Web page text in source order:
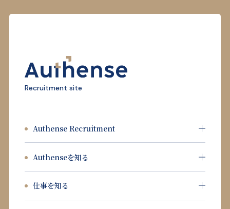
Recruitment site
Authense Recruitment
Authenseを知る
仕事を知る